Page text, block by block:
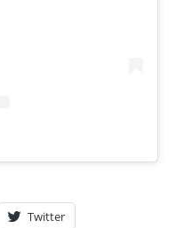
Twitter